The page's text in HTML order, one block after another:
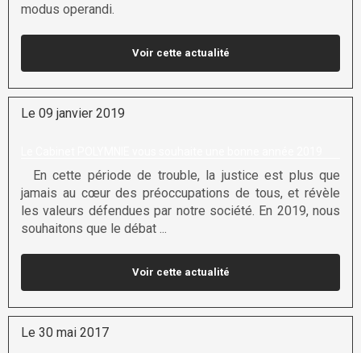
modus operandi.
Voir cette actualité
Le 09 janvier 2019
En cette période de trouble, la justice est plus que
jamais au cœur des préoccupations de tous, et révèle
les valeurs défendues par notre société. En 2019, nous
souhaitons que le débat ...
Voir cette actualité
Le 30 mai 2017